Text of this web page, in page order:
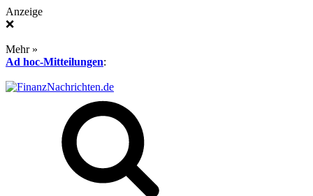
Anzeige
❌
Mehr »
Ad hoc-Mitteilungen: